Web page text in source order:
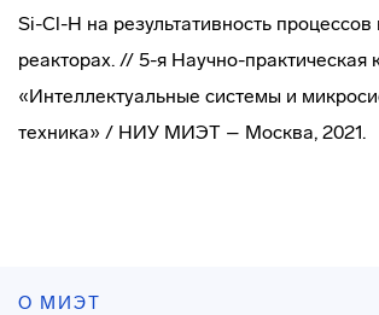
Si-Cl-H на результативность процессов
реакторах. // 5-я Научно-практическая
«Интеллектуальные системы и
техника» / НИУ МИЭТ – Москва, 2021.
О МИЭТ